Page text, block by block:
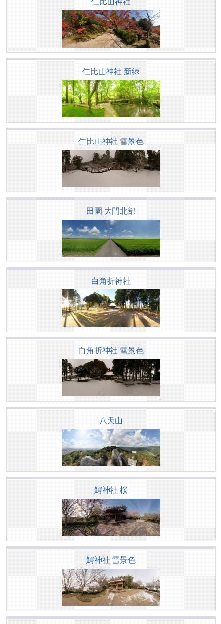
仁比山神社
仁比山神社 新緑
仁比山神社 雪景色
田園 大門北部
白角折神社
白角折神社 雪景色
八天山
鰐神社 桜
鰐神社 雪景色